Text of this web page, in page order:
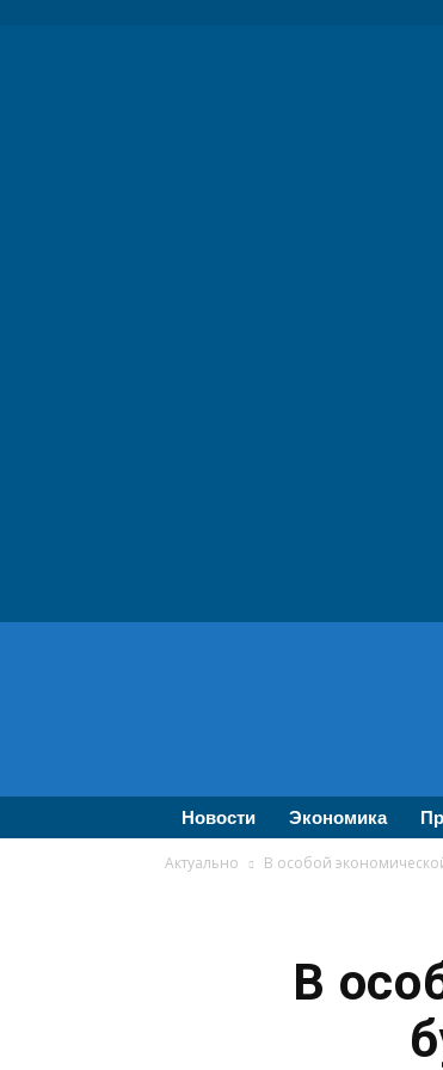
бизнеса
Новости Экономика
Актуально В особой
В